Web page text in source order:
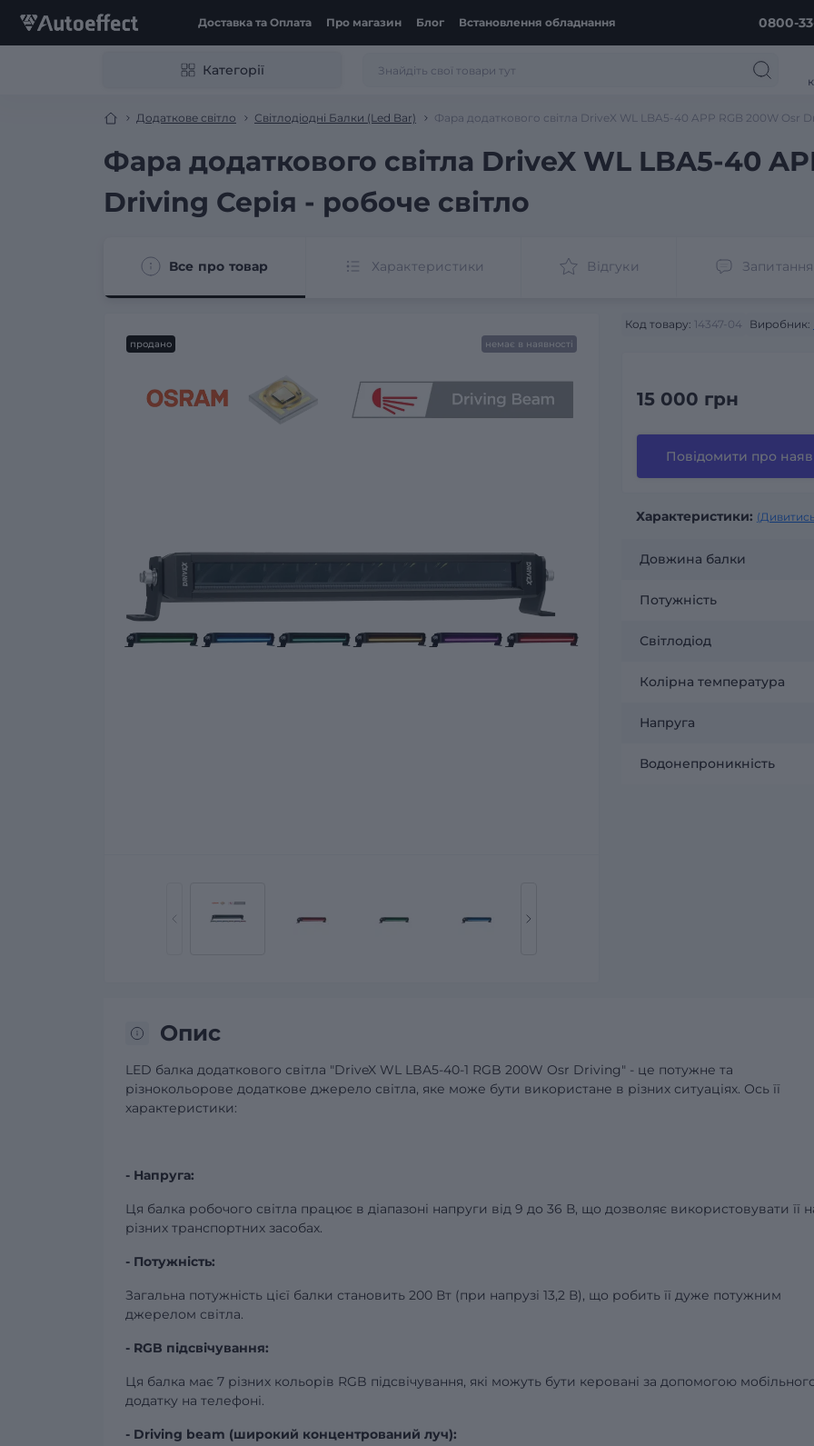
Доставка та Оплата Про магазин Блог Встановлення обладнання 0800-
Категорії
Додаткове світло Світлодіодні Балки (Led Bar) Фара додаткового світла DriveX WL LBA5-40 APP RGB 200W Osr
Фара додаткового світла DriveX WL LBA5-40
Driving Серія - робоче світло
Все про товар Характеристики Відгуки Запитання
продано немає в наявності
Код товару: 14347-04 Виробник:
15 000 грн
Повідомити про
Характеристики:
Довжина балки
Потужність
Світлодіод
Колірна температура
Напруга
Водонепроникність
Опис
LED балка додаткового світла "DriveX WL LBA5-40-1 RGB 200W Osr Driving" - це потужне та
різнокольорове додаткове джерело світла, яке може бути використане в різних ситуаціях. Ось її
характеристики:
- Напруга:
Ця балка робочого світла працює в діапазоні напруги від 9 до 36 В, що дозволяє використовувати її
різних транспортних засобах.
- Потужність:
Загальна потужність цієї балки становить 200 Вт (при напрузі 13,2 В), що робить її дуже потужним
джерелом світла.
- RGB підсвічування:
Ця балка має 7 різних кольорів RGB підсвічування, які можуть бути керовані за допомогою
додатку на телефоні.
- Driving beam (широкий концентрований луч):